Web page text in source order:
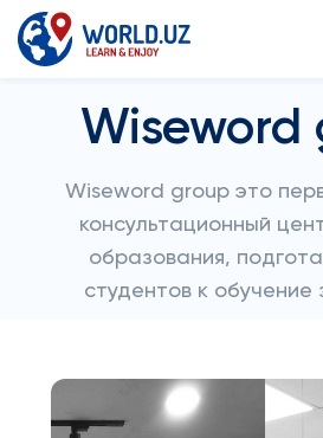
Wiseword
Wiseword group это
консультационный
образования,
студентов к обучение